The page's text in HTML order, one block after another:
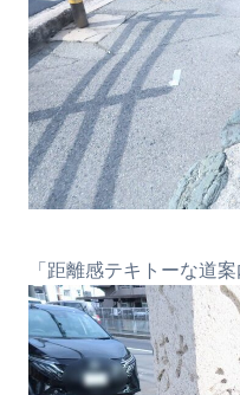
「距離感テキトーな道